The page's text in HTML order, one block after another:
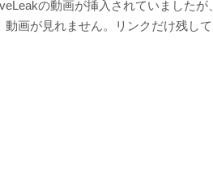
の動画が挿入されていましたが
画が見れません。リンクだけ残して